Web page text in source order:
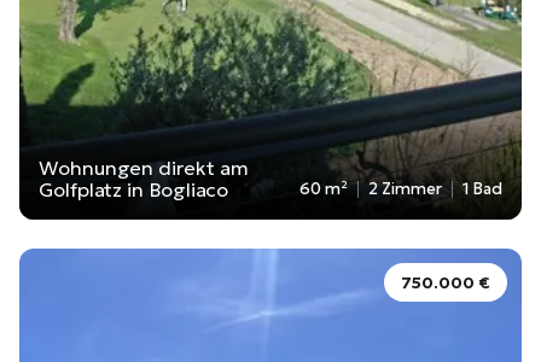
Wohnungen direkt am
Golfplatz in Bogliaco
60 m² 2 Zimmer 1 Bad
750.000 €